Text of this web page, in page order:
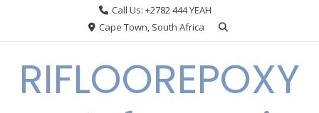
Call Us: +2782 444 YEAH
Cape Town, South Africa
RIFLOOREPOXY